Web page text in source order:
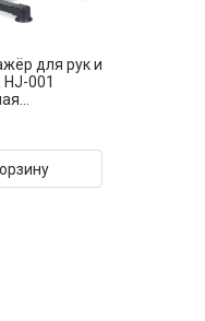
для рук и
001